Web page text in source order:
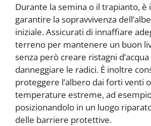
Durante la semina o il trapianto,
garantire la sopravvivenza
iniziale. Assicurati di innaffiare
terreno per mantenere un buon
senza però creare ristagni
danneggiare le radici. È inoltre
proteggere l’albero dai forti venti
temperature estreme, ad
posizionandolo in un luogo
delle barriere protettive.